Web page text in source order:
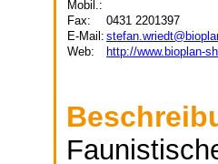
Mobil.:
Fax:
0431 2201397
E-Mail:
Web:
http://www.bioplan-